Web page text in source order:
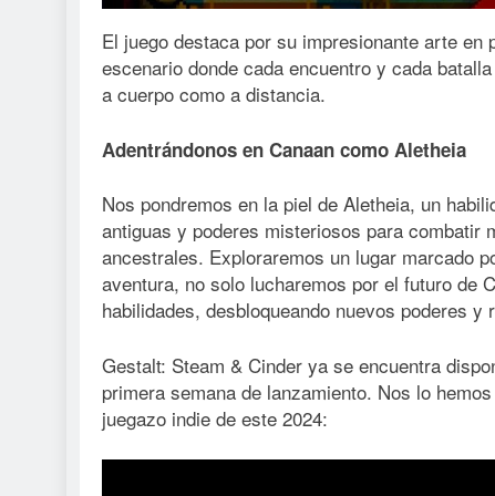
El juego destaca por su impresionante arte
escenario donde cada encuentro y cada
a cuerpo como a distancia.
Adentrándonos en Canaan como Aletheia
Nos pondremos en la piel de Aletheia, un
antiguas y poderes misteriosos para combatir
ancestrales. Exploraremos un lugar marcado
aventura, no solo lucharemos por el futuro de
habilidades, desbloqueando nuevos poderes
Gestalt: Steam & Cinder ya se encuentra
primera semana de lanzamiento. Nos lo
juegazo indie de este 2024: